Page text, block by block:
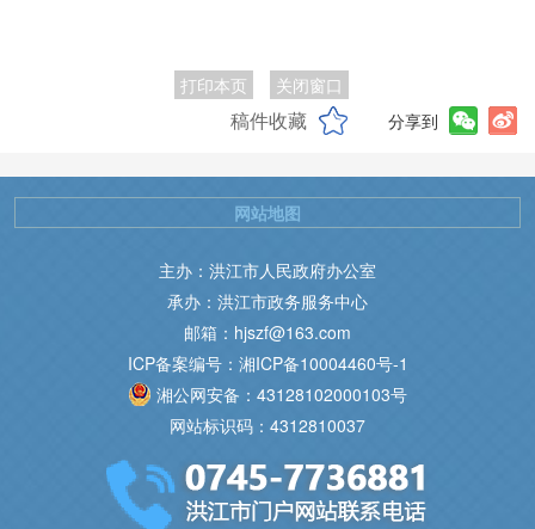
打印本页 关闭窗口
稿件收藏 分享到
主办：洪江市人民政府办公室
承办：洪江市政务服务中心
邮箱：hjszf@163.com
ICP备案编号：湘ICP备10004460号-1
湘公网安备：43128102000103号
网站标识码：4312810037
网站地图